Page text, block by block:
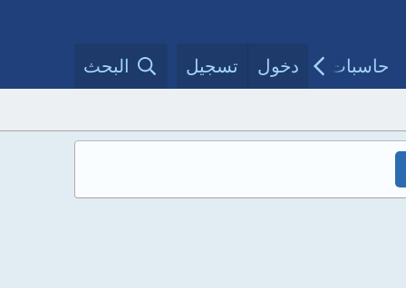
حاسبات طبية مقالات الأطباءدخول تسجيل البحث